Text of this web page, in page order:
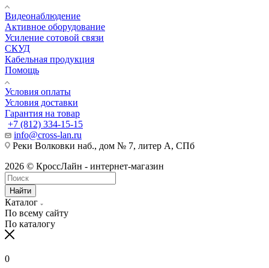
Видеонаблюдение
Активное оборудование
Усиление сотовой связи
СКУД
Кабельная продукция
Помощь
Условия оплаты
Условия доставки
Гарантия на товар
+7 (812) 334-15-15
info@cross-lan.ru
Реки Волковки наб., дом № 7, литер А, СПб
2026 © КроссЛайн - интернет-магазин
Найти
Каталог
По всему сайту
По каталогу
0